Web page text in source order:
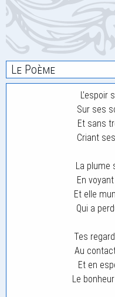
Le Poème
L’espoir
Sur ses
Et sans
Criant
La plume
En
Et elle
Qui a
Tes
Au
Et en
Le